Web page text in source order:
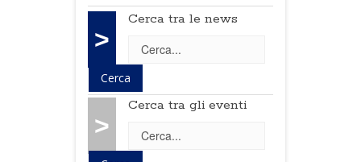
>
Cerca tra le news
>
Cerca tra gli eventi